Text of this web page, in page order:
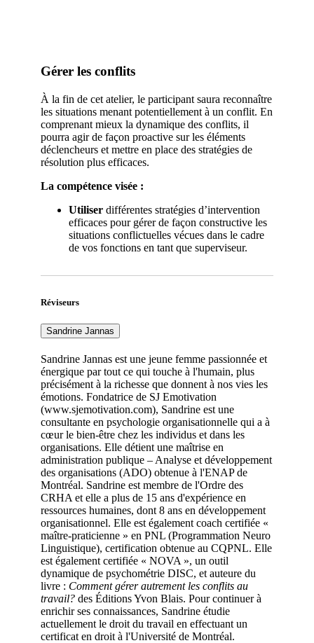
Gérer les conflits
À la fin de cet atelier, le participant saura reconnaître
les situations menant potentiellement à un conflit. En
comprenant mieux la dynamique des conflits, il
pourra agir de façon proactive sur les éléments
déclencheurs et mettre en place des stratégies de
résolution plus efficaces.
La compétence visée :
Utiliser différentes stratégies d’intervention
efficaces pour gérer de façon constructive les
situations conflictuelles vécues dans le cadre
de vos fonctions en tant que superviseur.
Réviseurs
Sandrine Jannas
Sandrine Jannas est une jeune femme passionnée et
énergique par tout ce qui touche à l'humain, plus
précisément à la richesse que donnent à nos vies les
émotions. Fondatrice de SJ Emotivation
(www.sjemotivation.com), Sandrine est une
consultante en psychologie organisationnelle qui a à
cœur le bien-être chez les individus et dans les
organisations. Elle détient une maîtrise en
administration publique – Analyse et développement
des organisations (ADO) obtenue à l'ENAP de
Montréal. Sandrine est membre de l'Ordre des
CRHA et elle a plus de 15 ans d'expérience en
ressources humaines, dont 8 ans en développement
organisationnel. Elle est également coach certifiée «
maître-praticienne » en PNL (Programmation Neuro
Linguistique), certification obtenue au CQPNL. Elle
est également certifiée « NOVA », un outil
dynamique de psychométrie DISC, et auteure du
livre : Comment gérer autrement les conflits au
travail? des Éditions Yvon Blais. Pour continuer à
enrichir ses connaissances, Sandrine étudie
actuellement le droit du travail en effectuant un
certificat en droit à l'Université de Montréal.